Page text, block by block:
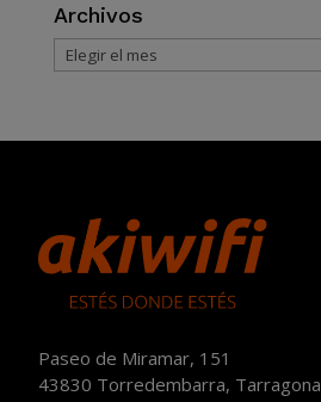
Archivos
Archivos
Paseo de Miramar, 151
43830 Torredembarra, Tarragona